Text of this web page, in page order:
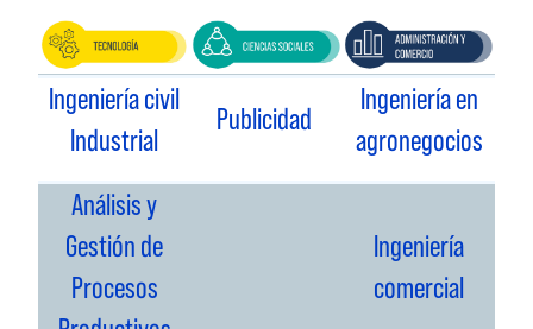
Ingeniería civil
Industrial
Publicidad
Ingeniería en
agronegocios
Análisis y
Gestión de
Procesos
Ingeniería
comercial